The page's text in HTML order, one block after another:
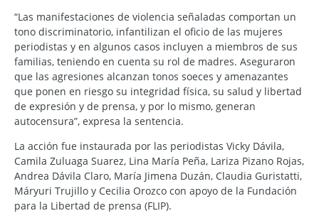
“Las manifestaciones de violencia señaladas comportan un
tono discriminatorio, infantilizan el oficio de las mujeres
periodistas y en algunos casos incluyen a miembros de sus
familias, teniendo en cuenta su rol de madres. Aseguraron
que las agresiones alcanzan tonos soeces y amenazantes
que ponen en riesgo su integridad física, su salud y libertad
de expresión y de prensa, y por lo mismo, generan
autocensura”, expresa la sentencia.
La acción fue instaurada por las periodistas Vicky Dávila,
Camila Zuluaga Suarez, Lina María Peña, Lariza Pizano Rojas,
Andrea Dávila Claro, María Jimena Duzán, Claudia Guristatti,
Máryuri Trujillo y Cecilia Orozco con apoyo de la Fundación
para la Libertad de prensa (FLIP).